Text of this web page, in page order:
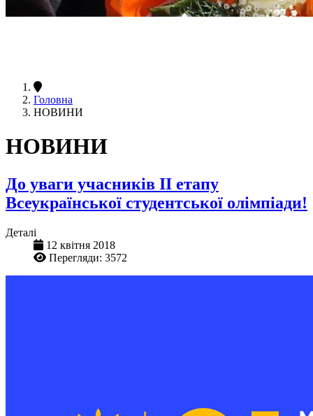
Головна
НОВИНИ
НОВИНИ
До уваги учасників ІІ етапу
Всеукраїнської студентської олімпіади!
Деталі
12 квітня 2018
Перегляди: 3572